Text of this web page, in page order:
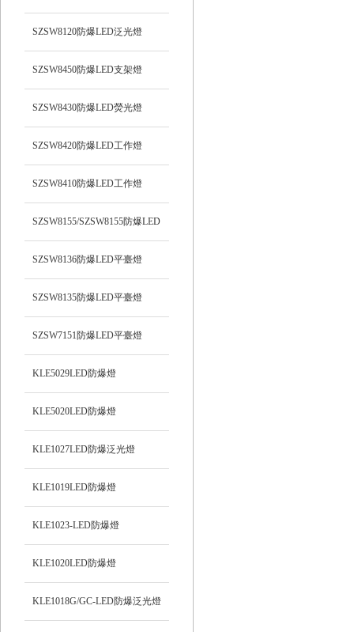
SZSW8120防爆LED泛光燈
SZSW8450防爆LED支架燈
SZSW8430防爆LED熒光燈
SZSW8420防爆LED工作燈
SZSW8410防爆LED工作燈
SZSW8155/SZSW8155防爆LED
平臺燈
SZSW8136防爆LED平臺燈
SZSW8135防爆LED平臺燈
SZSW7151防爆LED平臺燈
KLE5029LED防爆燈
KLE5020LED防爆燈
KLE1027LED防爆泛光燈
KLE1019LED防爆燈
KLE1023-LED防爆燈
KLE1020LED防爆燈
KLE1018G/GC-LED防爆泛光燈